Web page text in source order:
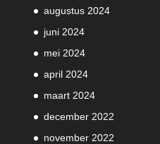
augustus 2024
juni 2024
mei 2024
april 2024
maart 2024
december 2022
november 2022